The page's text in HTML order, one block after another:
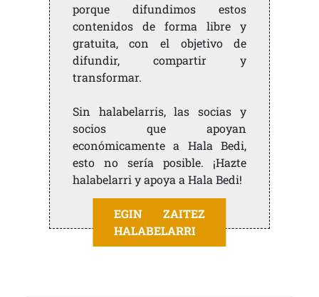
porque difundimos estos
contenidos de forma libre y
gratuita, con el objetivo de
difundir, compartir y
transformar.
Sin halabelarris, las socias y
socios que apoyan
económicamente a Hala Bedi,
esto no sería posible. ¡Hazte
halabelarri y apoya a Hala Bedi!
EGIN ZAITEZ
HALABELARRI